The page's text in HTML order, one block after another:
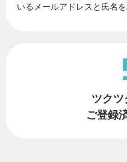
いるメールアドレスと氏名
ツクツ
ご登録